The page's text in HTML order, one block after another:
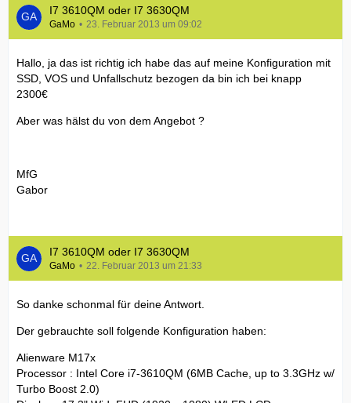
I7 3610QM oder I7 3630QM
GaMo 23. Februar 2013 um 09:02
Hallo, ja das ist richtig ich habe das auf meine Konfiguration mit
SSD, VOS und Unfallschutz bezogen da bin ich bei knapp
2300€
Aber was hälst du von dem Angebot ?
MfG
Gabor
I7 3610QM oder I7 3630QM
GaMo 22. Februar 2013 um 21:33
So danke schonmal für deine Antwort.
Der gebrauchte soll folgende Konfiguration haben:
Alienware M17x
Processor : Intel Core i7-3610QM (6MB Cache, up to 3.3GHz w/
Turbo Boost 2.0)